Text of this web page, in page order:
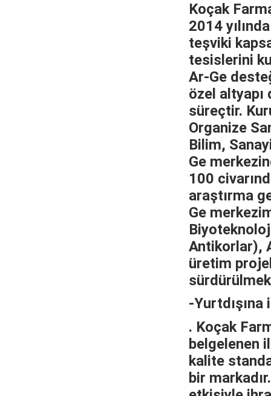
Koçak
2014
teşviki
tesislerini
Ar-Ge
özel altyapı
süreçtir.
Organize
Bilim,
Ge
100
araştırma
Ge
Antikorlar),
üretim
-
. Koçak
belgelenen
kalite
bir